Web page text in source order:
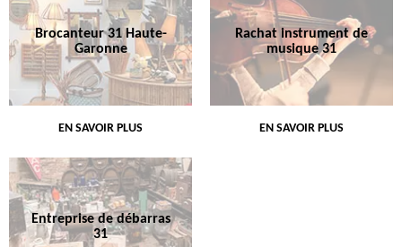
Brocanteur 31 Haute-
Garonne
EN SAVOIR PLUS
Rachat instrument de
musique 31
EN SAVOIR PLUS
Entreprise de débarras
31